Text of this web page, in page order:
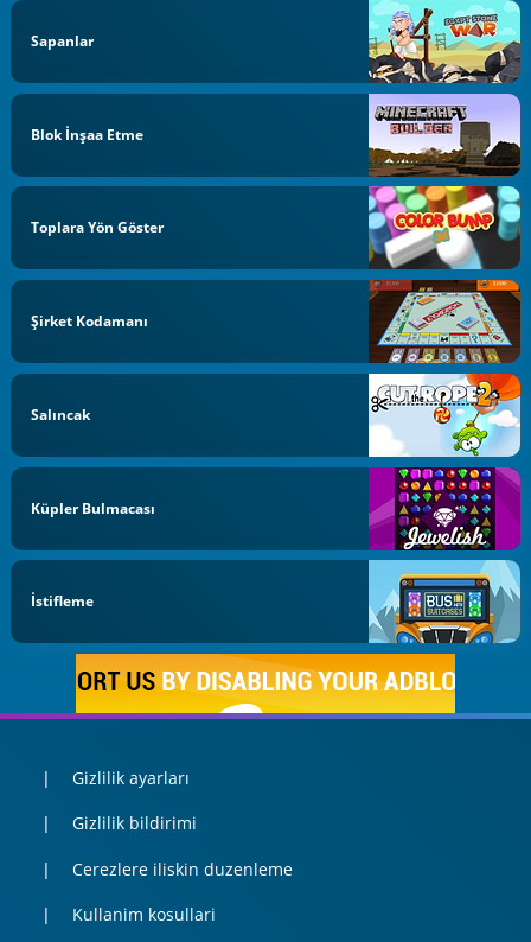
Sapanlar
Blok İnşaa Etme
Toplara Yön Göster
Şirket Kodamanı
Salıncak
Küpler Bulmacası
İstifleme
Gizlilik ayarları
Gizlilik bildirimi
Cerezlere iliskin duzenleme
Kullanim kosullari